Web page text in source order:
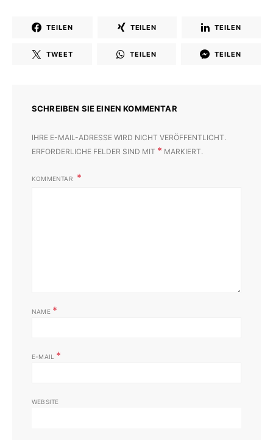
TEILEN TEILEN TEILEN
TWEET TEILEN TEILEN
SCHREIBEN SIE EINEN KOMMENTAR
IHRE E-MAIL-ADRESSE WIRD NICHT VERÖFFENTLICHT.
ERFORDERLICHE FELDER SIND MIT * MARKIERT.
KOMMENTAR
NAME *
E-MAIL *
WEBSITE